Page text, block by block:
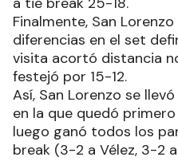
Finalmente, San
diferencias en el set
visita acortó distancia
festejó por 15-12.
Así, San Lorenzo se
en la que quedó
luego ganó todos los
break (3-2 a Vélez, 3-2